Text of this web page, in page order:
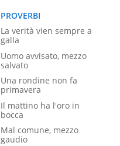
PROVERBI
La verità vien sempre a
galla
Uomo avvisato, mezzo
salvato
Una rondine non fa
primavera
Il mattino ha l'oro in
bocca
Mal comune, mezzo
gaudio